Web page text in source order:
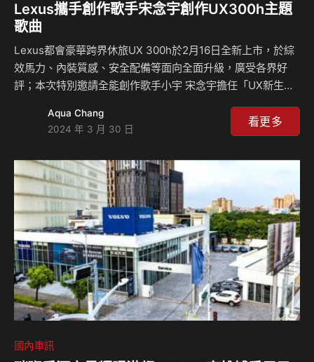
Lexus攜手創作歌手宋念宇創作UX300h主題
歌曲
Lexus都會豪華跨界休旅UX 300h於2月16日全新上市，於綜
效馬力、內裝質感、安全配備等面向全面升級，廣受各界好
評；本次特別邀請全能創作歌手小宇 宋念宇擔任「UX新生活
點燃新節奏》，於3/29(五)正式上架Lexus 官方YouTube、
Facebook、Instagram平台，邀請消費者與Lexus一同駕駛
Lexus官方社群平台展開社群活動，期望更多人能體驗到UX
300h的熱情魅力。 宋念宇活力獻唱邀請大眾一同駕駛UX
Lexus首度跨界聯手全能創作歌手小宇 宋念宇，…
Aqua Chang
2024 年 3 月 30 日
看更多
國內車訊